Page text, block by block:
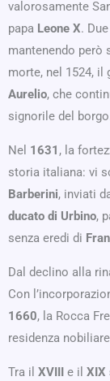
valorosamente
papa Leone X.
mantenendo però
morte, nel 1524, il
Aurelio, che
signorile del
Nel 1631 , la
storia italiana: vi
Barberini, inviati
ducato di Urbino,
senza eredi di
Dal declino alla
Con
1660, la Rocca
residenza
Tra il XVIII e il XIX